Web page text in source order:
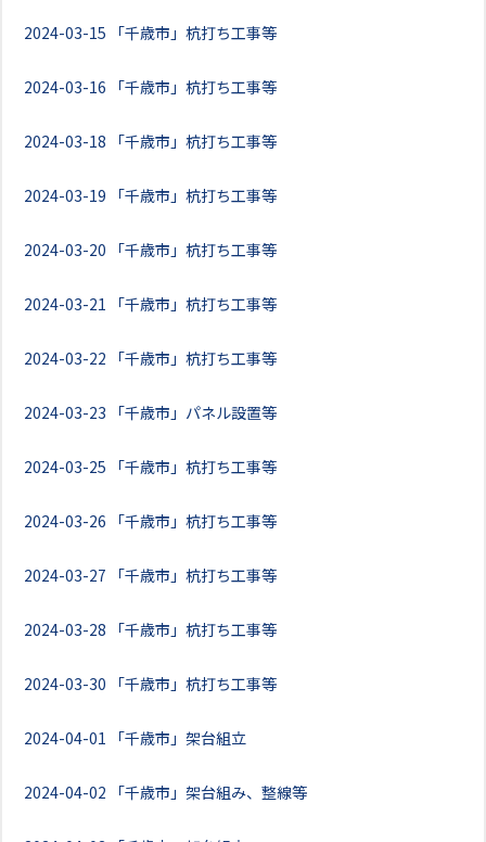
2024-03-15 「千歳市」杭打ち工事等
2024-03-16 「千歳市」杭打ち工事等
2024-03-18 「千歳市」杭打ち工事等
2024-03-19 「千歳市」杭打ち工事等
2024-03-20 「千歳市」杭打ち工事等
2024-03-21 「千歳市」杭打ち工事等
2024-03-22 「千歳市」杭打ち工事等
2024-03-23 「千歳市」パネル設置等
2024-03-25 「千歳市」杭打ち工事等
2024-03-26 「千歳市」杭打ち工事等
2024-03-27 「千歳市」杭打ち工事等
2024-03-28 「千歳市」杭打ち工事等
2024-03-30 「千歳市」杭打ち工事等
2024-04-01 「千歳市」架台組立
2024-04-02 「千歳市」架台組み、整線等